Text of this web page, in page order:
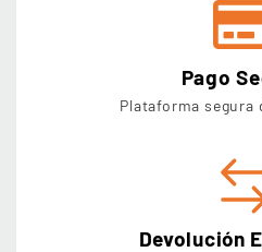
Pago
Plataforma segura
Devolución